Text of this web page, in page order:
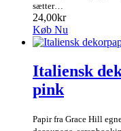
sætter…
24,00kr
Køb Nu
Italiensk
pink
Papir fra Grace Hill